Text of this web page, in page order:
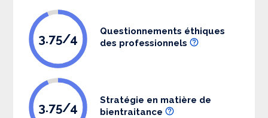
3.75/4
Questionnements éthiques
des professionnels
3.75/4
Stratégie en matière de
bientraitance